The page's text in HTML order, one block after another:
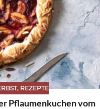
, REZEPTE
Pflaumenkuchen vom